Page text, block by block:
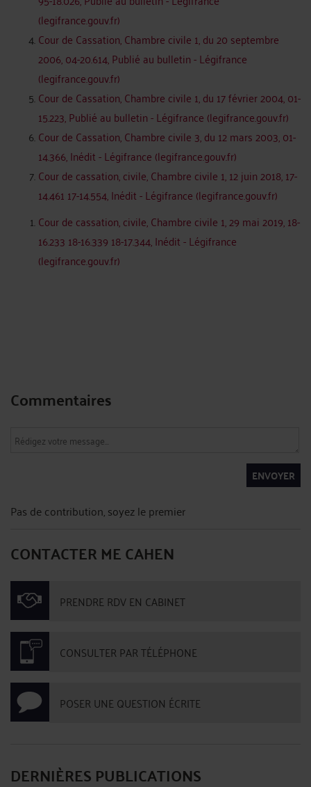
(legifrance.gouv.fr)
Cour de Cassation, Chambre civile 1, du 20 septembre
2006, 04-20.614, Publié au bulletin - Légifrance
(legifrance.gouv.fr)
Cour de Cassation, Chambre civile 1, du 17 février 2004, 01-
15.223, Publié au bulletin - Légifrance (legifrance.gouv.fr)
Cour de Cassation, Chambre civile 3, du 12 mars 2003, 01-
14.366, Inédit - Légifrance (legifrance.gouv.fr)
Cour de cassation, civile, Chambre civile 1, 12 juin 2018, 17-
14.461 17-14.554, Inédit - Légifrance (legifrance.gouv.fr)
Cour de cassation, civile, Chambre civile 1, 29 mai 2019, 18-
16.233 18-16.339 18-17.344, Inédit - Légifrance
(legifrance.gouv.fr)
Commentaires
ENVOYER
Pas de contribution, soyez le premier
CONTACTER ME CAHEN
PRENDRE RDV EN CABINET
CONSULTER PAR TÉLÉPHONE
POSER UNE QUESTION ÉCRITE
DERNIÈRES PUBLICATIONS